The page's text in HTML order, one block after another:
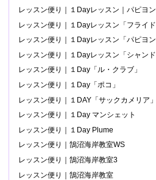
レッスン便り｜１Dayレッスン｜パピヨ
レッスン便り｜１Dayレッスン「フライド
レッスン便り｜１Dayレッスン「パピヨン
レッスン便り｜１Dayレッスン「シャンド
レッスン便り｜１Day「ル・クラブ」
レッスン便り｜１Day「ポコ」
レッスン便り｜１DAY「サックカメリア」
レッスン便り｜１Day マンシェット
レッスン便り｜１Day Plume
レッスン便り｜鵠沼海岸教室WS
レッスン便り｜鵠沼海岸教室3
レッスン便り｜鵠沼海岸教室